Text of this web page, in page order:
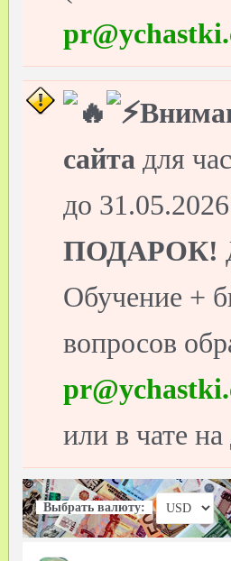
сайта для
до
ПОДАРОК!
Обучение +
вопросов
или в чате
Выбрать валюту: